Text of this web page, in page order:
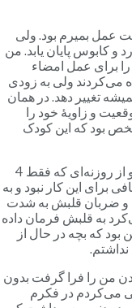
عمل بمیرم بود. ولی
کابوس پایان یابد. من
برای عمل امضاء
می‌کردند ولی به زودی
تغییر دهد. در همان
و زاویۀ خود را
بود که این کودک
جنین سعی می‌کرد که با سر خود فشار آورده و از روزنه‌ای که فقط 4
برای این کار نبود و به
ضربان قلبش به شدت
به قلبش فرمان داده
بود که بچه در حال از
من را فرا گرفت بدون
می‌کردم در فکرم